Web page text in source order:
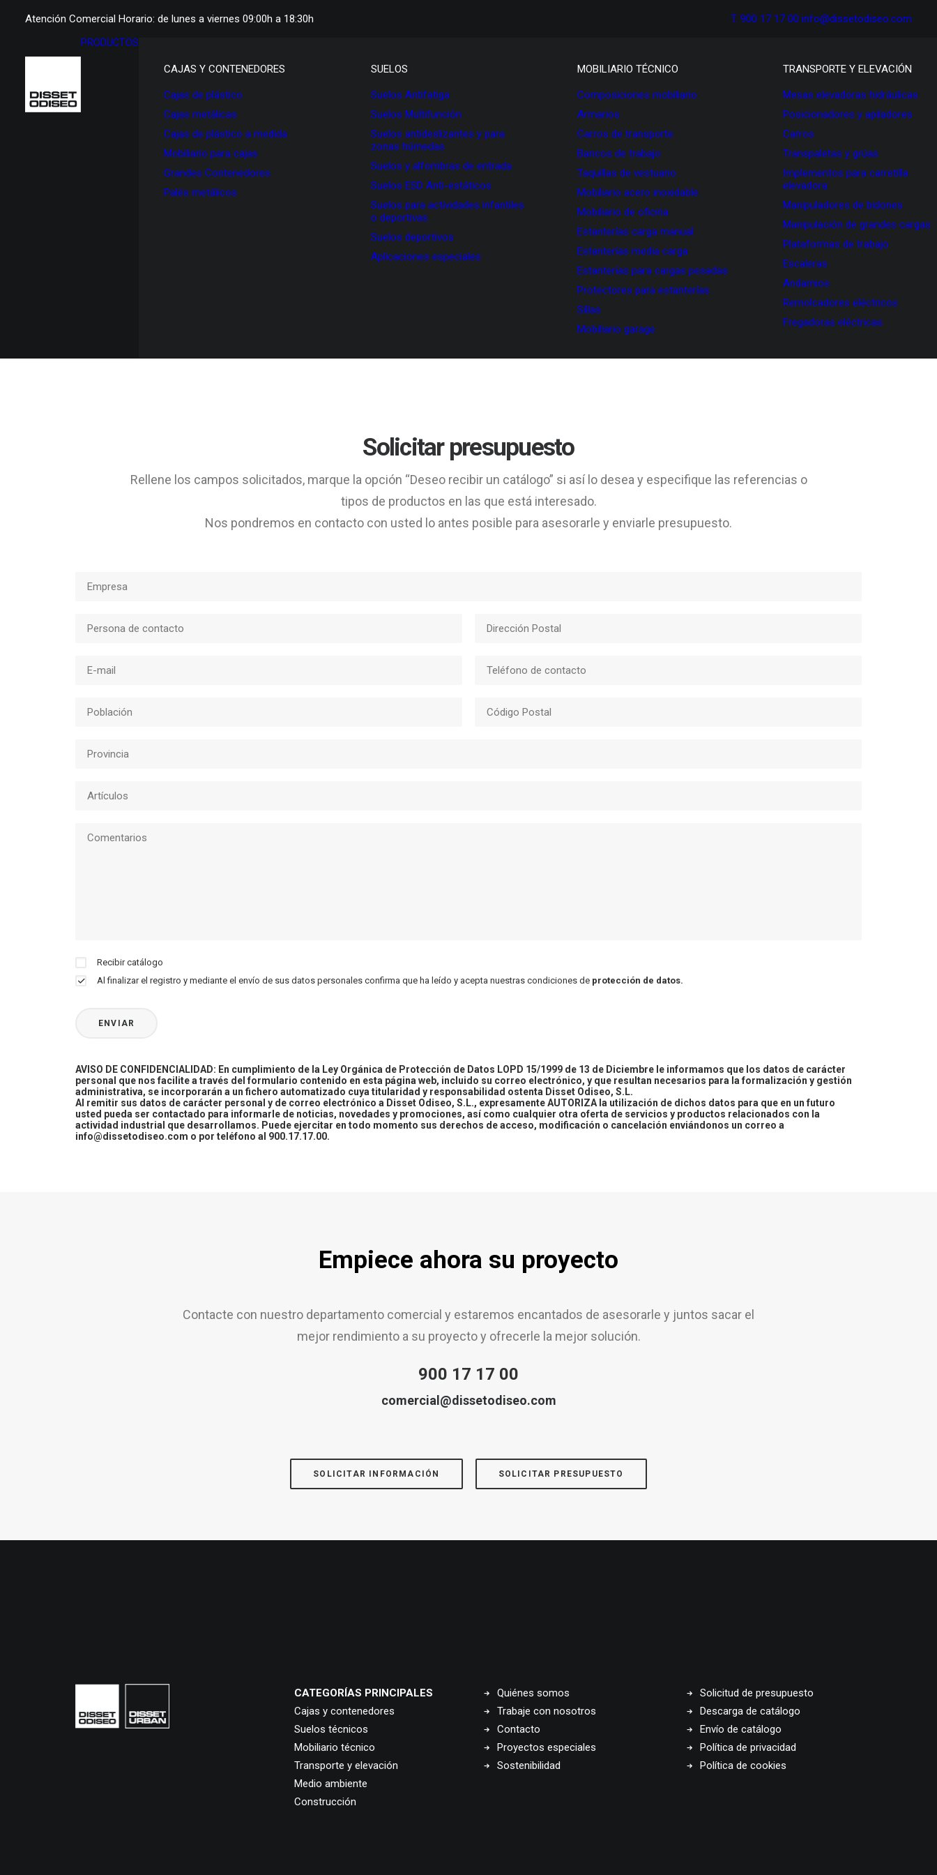
Atención Comercial Horario: de lunes a viernes 09:00h a 18:30h T. 900 17 17 00 info@dissetodiseo.com
PRODUCTOS
CAJAS Y CONTENEDORES
Cajas de plástico
Cajas metálicas
Cajas de plástico a medida
Mobiliario para cajas
Grandes Contenedores
Palés metálicos
SUELOS
Suelos Antifatiga
Suelos Multifunción
Suelos antideslizantes y para
zonas húmedas
Suelos y alfombras de entrada
Suelos ESD Anti-estáticos
Suelos para actividades infantiles
o deportivas
Suelos deportivos
Aplicaciones especiales
MOBILIARIO TÉCNICO
Composiciones mobiliario
Armarios
Carros de transporte
Bancos de trabajo
Taquillas de vestuario
Mobiliario acero inoxidable
Mobiliario de oficina
Estanterías carga manual
Estanterías media carga
Estanterías para cargas pesadas
Protectores para estanterías
Sillas
Mobiliario garage
TRANSPORTE Y ELEVACIÓN
Mesas elevadoras hidráulicas
Posicionadores y apiladores
Carros
Transpaletas y grúas
Implementos para carretilla
elevadora
Manipuladores de bidones
Manipulación de grandes cargas
Plataformas de trabajo
Escaleras
Andamios
Remolcadores eléctricos
Fregadoras eléctricas
Solicitar presupuesto
Rellene los campos solicitados, marque la opción “Deseo recibir un catálogo” si así lo desea y especifique las referencias o
tipos de productos en las que está interesado.
Nos pondremos en contacto con usted lo antes posible para asesorarle y enviarle presupuesto.
Recibir catálogo
Al finalizar el registro y mediante el envío de sus datos personales confirma que ha leído y acepta nuestras condiciones de protección de datos.
AVISO DE CONFIDENCIALIDAD: En cumplimiento de la Ley Orgánica de Protección de Datos LOPD 15/1999 de 13 de Diciembre le informamos que los datos de carácter
personal que nos facilite a través del formulario contenido en esta página web, incluido su correo electrónico, y que resultan necesarios para la formalización y gestión
administrativa, se incorporarán a un fichero automatizado cuya titularidad y responsabilidad ostenta Disset Odiseo, S.L.
Al remitir sus datos de carácter personal y de correo electrónico a Disset Odiseo, S.L., expresamente AUTORIZA la utilización de dichos datos para que en un futuro
usted pueda ser contactado para informarle de noticias, novedades y promociones, así como cualquier otra oferta de servicios y productos relacionados con la
actividad industrial que desarrollamos. Puede ejercitar en todo momento sus derechos de acceso, modificación o cancelación enviándonos un correo a
info@dissetodiseo.com o por teléfono al 900.17.17.00.
Empiece ahora su proyecto
Contacte con nuestro departamento comercial y estaremos encantados de asesorarle y juntos sacar el
mejor rendimiento a su proyecto y ofrecerle la mejor solución.
900 17 17 00
comercial@dissetodiseo.com
SOLICITAR INFORMACIÓN SOLICITAR PRESUPUESTO
CATEGORÍAS PRINCIPALES
Cajas y contenedores
Suelos técnicos
Mobiliario técnico
Transporte y elevación
Medio ambiente
Construcción
Quiénes somos
Trabaje con nosotros
Contacto
Proyectos especiales
Sostenibilidad
Solicitud de presupuesto
Descarga de catálogo
Envío de catálogo
Política de privacidad
Política de cookies